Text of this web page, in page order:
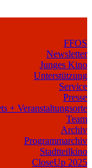
FFOS
Newsletter
Junges Kino
Unterstützung
Service
Presse
+ Veranstaltungsorte
Team
Archiv
Programmarchiv
Stadtteilkino
CloseUp 2025